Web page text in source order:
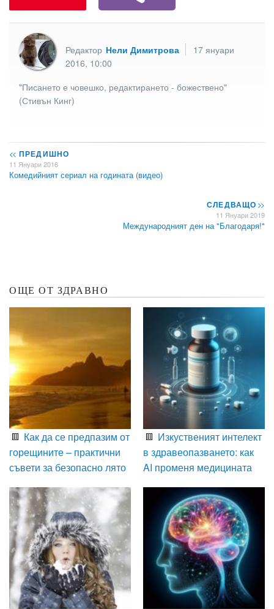
Редактор Нели Димитрова
17 януари
2016, 10:00
"Писането е човешко, редактирането - божествено"
(Стивън Кинг)
<< ПРЕДИШНО
11 Януари 2016
Комедийният сериал на годината (видео)
СЛЕДВАЩО>>
11 Януари 2019
Международният ден на "Благодаря!"
ОЩЕ ОТ ЗДРАВНО
Как да се предпазим от
горещините – практични
съвети за безопасно лято
Изкуственият интелект
в здравеопазването: как
AI променя медицината